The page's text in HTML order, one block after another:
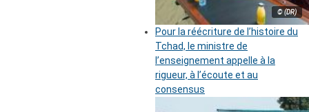
© (DR)
Pour la réécriture de l’histoire du
Tchad, le ministre de
l’enseignement appelle à la
rigueur, à l’écoute et au
consensus